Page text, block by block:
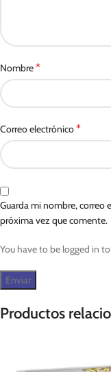
Nombre*
Correo electrónico*
Guarda mi nombre, correo
próxima vez que comente.
You have to be logged in
Productos